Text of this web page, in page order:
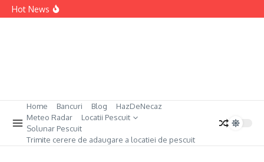
Sari la conținut
Hot News
Home Bancuri Blog
HazDeNecaz
Meteo Radar
Locatii Pescuit
Solunar Pescuit
Trimite cerere de adaugare a locatiei de pescuit